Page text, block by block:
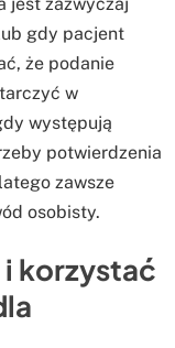
jest zazwyczaj
gdy pacjent
że podanie
w
występują
potwierdzenia
zawsze
osobisty.
korzystać